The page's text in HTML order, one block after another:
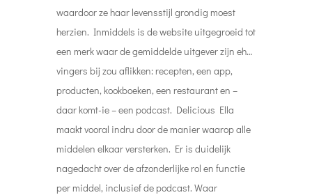
waardoor ze haar levensstijl grondig moest
herzien. Inmiddels is de website uitgegroeid tot
een merk waar de gemiddelde uitgever zijn eh…
vingers bij zou aflikken: recepten, een app,
producten, kookboeken, een restaurant en –
daar komt-ie – een podcast. Delicious Ella
maakt vooral indru door de manier waarop alle
middelen elkaar versterken. Er is duidelijk
nagedacht over de afzonderlijke rol en functie
per middel, inclusief de podcast. Waar